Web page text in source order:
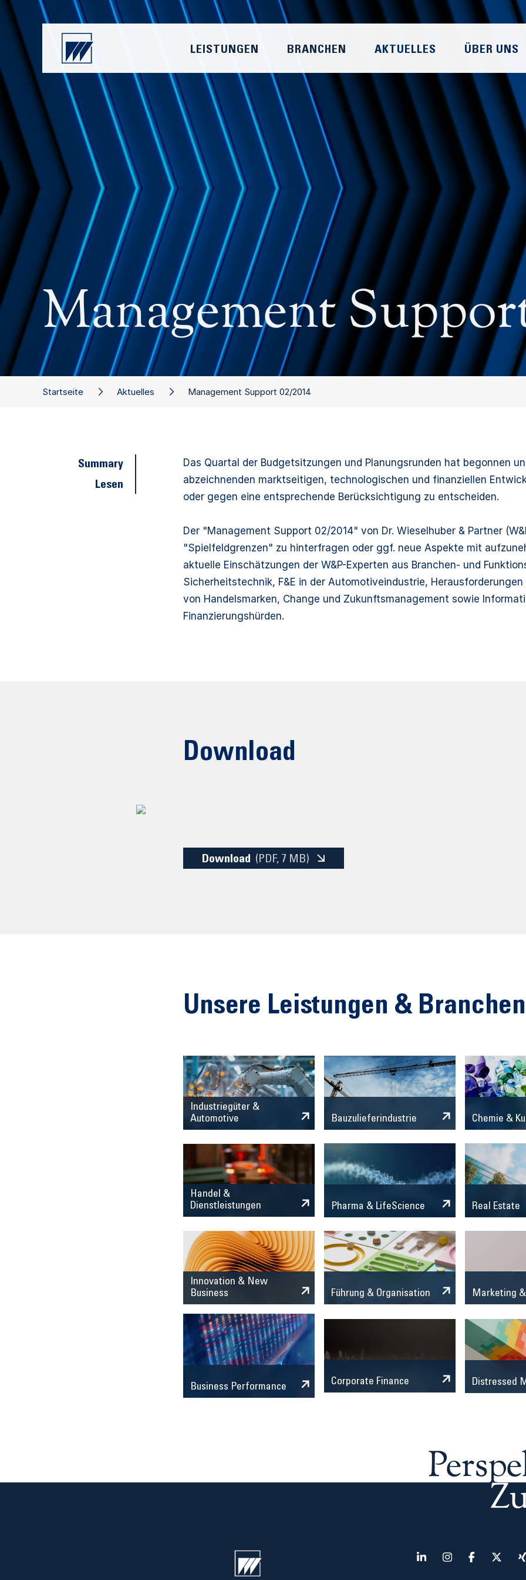
Das Quartal der Budgetsitzungen und Planungsrunden hat begonnen
abzeichnenden marktseitigen, technologischen und finanziellen
oder gegen eine entsprechende Berücksichtigung zu entscheiden.
Der "Management Support 02/2014" von Dr. Wieselhuber & Partner
"Spielfeldgrenzen" zu hinterfragen oder ggf. neue Aspekte mit
aktuelle Einschätzungen der W&P-Experten aus Branchen- und
Sicherheitstechnik, F&E in der Automotiveindustrie,
von Handelsmarken, Change und Zukunftsmanagement sowie
Finanzierungshürden.
Startseite Aktuelles Management Support 02/2014
Management
LEISTUNGEN BRANCHEN AKTUELLES ÜBER UNS
Download
Download (PDF, 7 MB)
Unsere Leistungen & Branchen
Industriegüter &
Automotive
Bauzulieferindustrie Chemie &
Handel &
Dienstleistungen
Pharma & LifeScience Real Estate
Innovation & New
Business
Führung & Organisation Marketing
Business Performance Corporate Finance Distressed
Summary
Lesen